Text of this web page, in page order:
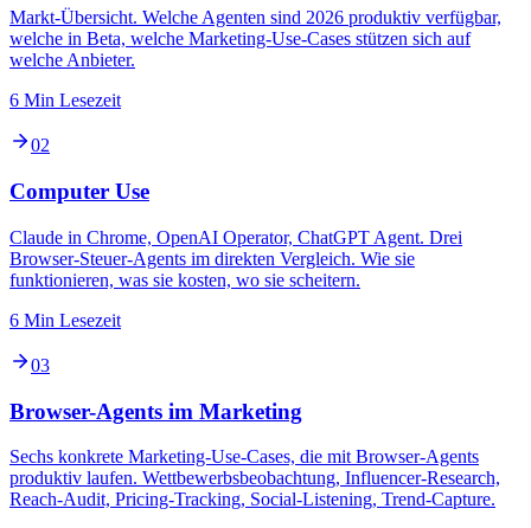
Markt-Übersicht. Welche Agenten sind 2026 produktiv verfügbar,
welche in Beta, welche Marketing-Use-Cases stützen sich auf
welche Anbieter.
6 Min Lesezeit
02
Computer Use
Claude in Chrome, OpenAI Operator, ChatGPT Agent. Drei
Browser-Steuer-Agents im direkten Vergleich. Wie sie
funktionieren, was sie kosten, wo sie scheitern.
6 Min Lesezeit
03
Browser-Agents im Marketing
Sechs konkrete Marketing-Use-Cases, die mit Browser-Agents
produktiv laufen. Wettbewerbsbeobachtung, Influencer-Research,
Reach-Audit, Pricing-Tracking, Social-Listening, Trend-Capture.